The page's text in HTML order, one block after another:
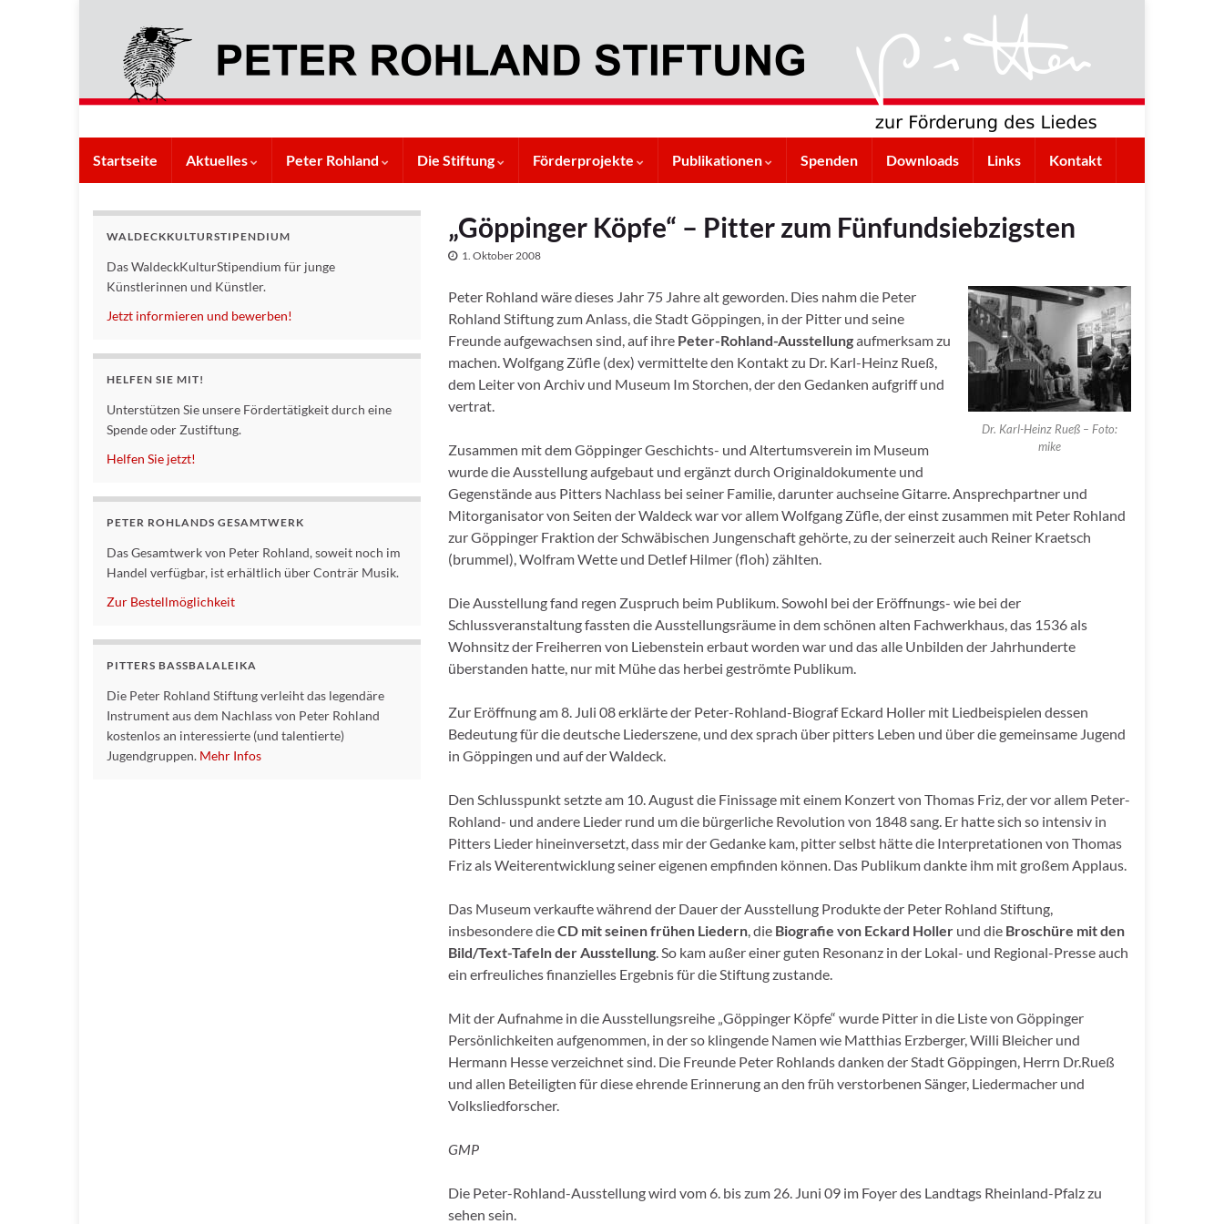
Startseite Aktuelles Peter Rohland Die Stiftung Förderprojekte Publikationen Spenden Downloads Links Kontakt
„Göppinger Köpfe“ – Pitter zum Fünfundsiebzigsten
1. Oktober 2008
Dr. Karl-Heinz Rueß – Foto:
mike
Peter Rohland wäre dieses Jahr 75 Jahre alt geworden. Dies nahm die Peter
Rohland Stiftung zum Anlass, die Stadt Göppingen, in der Pitter und seine
Freunde aufgewachsen sind, auf ihre Peter-Rohland-Ausstellungaufmerksam zu
machen. Wolfgang Züfle (dex) vermittelte den Kontakt zu Dr. Karl-Heinz Rueß,
dem Leiter von Archiv und Museum Im Storchen, der den Gedanken aufgriff und
vertrat.
Zusammen mit dem Göppinger Geschichts- und Altertumsverein im Museum
wurde die Ausstellung aufgebaut und ergänzt durch Originaldokumente und
Gegenstände aus Pitters Nachlass bei seiner Familie, darunter auchseine Gitarre. Ansprechpartner und
Mitorganisator von Seiten der Waldeck war vor allem Wolfgang Züfle, der einst zusammen mit Peter Rohland
zur Göppinger Fraktion der Schwäbischen Jungenschaft gehörte, zu der seinerzeit auch Reiner Kraetsch
(brummel), Wolfram Wette und Detlef Hilmer (floh) zählten.
Die Ausstellung fand regen Zuspruch beim Publikum. Sowohl bei der Eröffnungs- wie bei der
Schlussveranstaltung fassten die Ausstellungsräume in dem schönen alten Fachwerkhaus, das 1536 als
Wohnsitz der Freiherren von Liebenstein erbaut worden war und das alle Unbilden der Jahrhunderte
überstanden hatte, nur mit Mühe das herbei geströmte Publikum.
Zur Eröffnung am 8. Juli 08 erklärte der Peter-Rohland-Biograf Eckard Holler mit Liedbeispielen dessen
Bedeutung für die deutsche Liederszene, und dex sprach über pitters Leben und über die gemeinsame Jugend
in Göppingen und auf der Waldeck.
Den Schlusspunkt setzte am 10. August die Finissage mit einem Konzert von Thomas Friz, der vor allem Peter-
Rohland- und andere Lieder rund um die bürgerliche Revolution von 1848 sang. Er hatte sich so intensiv in
Pitters Lieder hineinversetzt, dass mir der Gedanke kam, pitter selbst hätte die Interpretationen von Thomas
Friz als Weiterentwicklung seiner eigenen empfinden können. Das Publikum dankte ihm mit großem Applaus.
Das Museum verkaufte während der Dauer der Ausstellung Produkte der Peter Rohland Stiftung,
insbesondere dieCD mit seinen frühen Liedern, die Biografie von Eckard Holler und die Broschüre mit den
Bild/Text-Tafeln der Ausstellung. So kam außer einer guten Resonanz in der Lokal- und Regional-Presse auch
ein erfreuliches finanzielles Ergebnis für die Stiftung zustande.
Mit der Aufnahme in die Ausstellungsreihe „Göppinger Köpfe“ wurde Pitter in die Liste von Göppinger
Persönlichkeiten aufgenommen, in der so klingende Namen wie Matthias Erzberger, Willi Bleicher und
Hermann Hesse verzeichnet sind. Die Freunde Peter Rohlands danken der Stadt Göppingen, Herrn Dr.Rueß
und allen Beteiligten für diese ehrende Erinnerung an den früh verstorbenen Sänger, Liedermacher und
Volksliedforscher.
GMP
Die Peter-Rohland-Ausstellung wird vom 6. bis zum 26. Juni 09 im Foyer des Landtags Rheinland-Pfalz zu
sehen sein.
WALDECKKULTURSTIPENDIUM
Das WaldeckKulturStipendium für junge
Künstlerinnen und Künstler.
Jetzt informieren und bewerben!
HELFEN SIE MIT!
Unterstützen Sie unsere Fördertätigkeit durch eine
Spende oder Zustiftung.
Helfen Sie jetzt!
PETER ROHLANDS GESAMTWERK
Das Gesamtwerk von Peter Rohland, soweit noch im
Handel verfügbar, ist erhältlich über Conträr Musik.
Zur Bestellmöglichkeit
PITTERS BASSBALALEIKA
Die Peter Rohland Stiftung verleiht das legendäre
Instrument aus dem Nachlass von Peter Rohland
kostenlos an interessierte (und talentierte)
Jugendgruppen. Mehr Infos